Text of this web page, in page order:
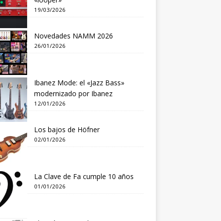
19/03/2026
Novedades NAMM 2026
26/01/2026
Ibanez Mode: el «Jazz Bass»
modernizado por Ibanez
12/01/2026
Los bajos de Höfner
02/01/2026
La Clave de Fa cumple 10 años
01/01/2026